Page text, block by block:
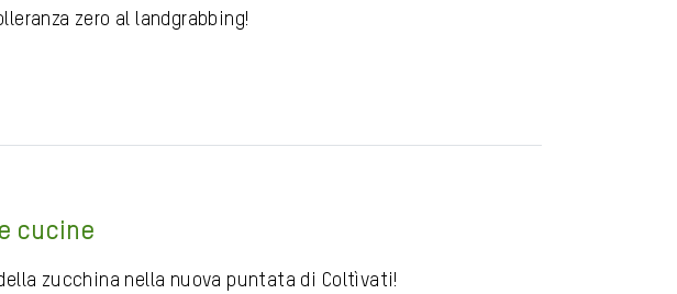
zero al landgrabbing!
cucine
zucchina nella nuova puntata di Coltìvati!